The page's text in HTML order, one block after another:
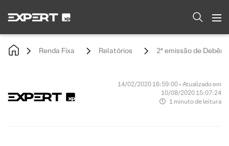
Renda Fixa Relatórios 2ª emissão de
14/02/2020 16:59:00 • Atualizado em
10/08/2020 15:07:24
1 minuto de leitura